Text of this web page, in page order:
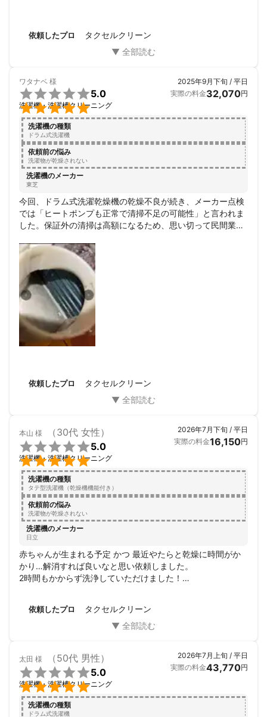
依頼したプロ タクセルクリーン
ワタナベ 様


5.0
洗濯機・洗濯槽クリーニング
2025年9月下旬 / 平日
実際の料金32,070円
洗濯機の種類
ドラム式洗濯機
依頼前の悩み
洗濯物が乾燥されない
洗濯機のメーカー
東芝
今回、ドラム式洗濯乾燥機の乾燥不良が続き、メーカー点検
では「ヒートポンプも正常で清掃不足の可能性」と言われま
した。保証外の清掃は高額になるため、思い切って民間業者
作業では普段の掃除では手が届かない ヒートポンプ周りの奥
に汚れが溜まっていることを確認 してもらい、しっかり洗浄
していただきました。
自分では「そこまで汚れていないのでは？」と思っていまし
たが、実際に分解していただくと目に見えない部分にしっか
り汚れが付着しており、専門業者ならではの作業だと感じま
した。
作業中は工程を丁寧に説明していただき、ビフォーアフター
の写真も見せてもらえたので安心感がありました。料金もメ
確認ですが、対応や作業の丁寧さには大変満足しています。
依頼したプロ タクセルクリーン
本山 様 （30代 女性）


5.0
洗濯機・洗濯槽クリーニング
2026年7月下旬 / 平日
実際の料金16,150円
洗濯機の種類
タテ型洗濯機（乾燥機機能付き）
依頼前の悩み
洗濯物が乾燥されない
洗濯機のメーカー
日立
赤ちゃんが生まれる予定 かつ 最近やたらと乾燥に時間がか
かり…解消すれば良いなと思い依頼しました。
2時間もかからず洗浄していただけました！
た。
また何かありましたらよろしくお願いします！
依頼したプロ タクセルクリーン
太田 様 （50代 男性）


5.0
洗濯機・洗濯槽クリーニング
2026年7月上旬 / 平日
実際の料金43,770円
洗濯機の種類
ドラム式洗濯機